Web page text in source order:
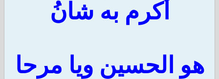
أكرم به شانُ
هو الحسين ويا مرحا